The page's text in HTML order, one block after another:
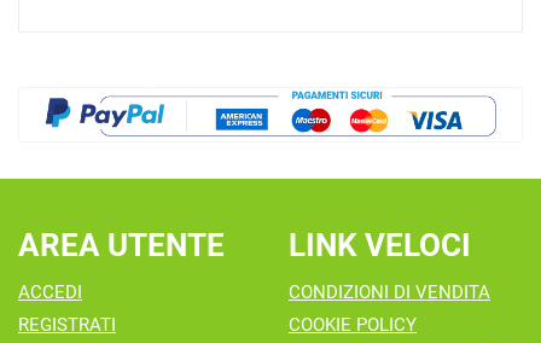
AREA UTENTE
ACCEDI
REGISTRATI
LINK VELOCI
CONDIZIONI DI VENDITA
COOKIE POLICY